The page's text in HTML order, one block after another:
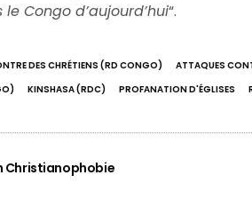
Congo d’aujourd’hui“.
DES CHRÉTIENS (RD CONGO)
ATTAQUES
KINSHASA (RDC) PROFANATION D'ÉGLISES
Christianophobie